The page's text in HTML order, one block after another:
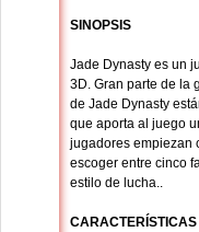
SINOPSIS
Jade Dynasty es un
3D. Gran parte de la
de Jade Dynasty
que aporta al juego
jugadores empiezan
escoger entre cinco
estilo de lucha..